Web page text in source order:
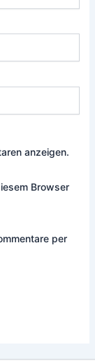
anzeigen.
Browser
per